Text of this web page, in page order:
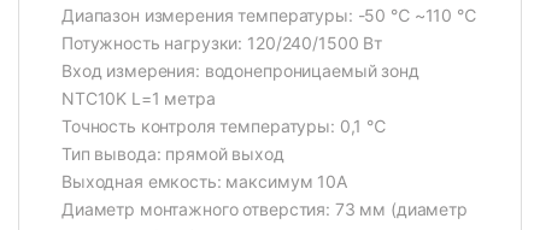
Диапазон измерения температуры: -50 ℃ ~110 ℃
Потужность нагрузки: 120/240/1500 Вт
Вход измерения: водонепроницаемый зонд
NTC10K L=1 метра
Точность контроля температуры: 0,1 ℃
Тип вывода: прямой выход
Выходная емкость: максимум 10А
Диаметр монтажного отверстия: 73 мм (диаметр